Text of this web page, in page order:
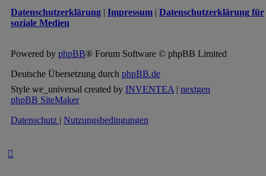
Datenschutzerklärung | Impressum | Datenschutzerklärung für
soziale Medien
Powered by phpBB® Forum Software © phpBB Limited
Deutsche Übersetzung durch phpBB.de
Style we_universal created by INVENTEA | nextgen
phpBB SiteMaker
Datenschutz | Nutzungsbedingungen